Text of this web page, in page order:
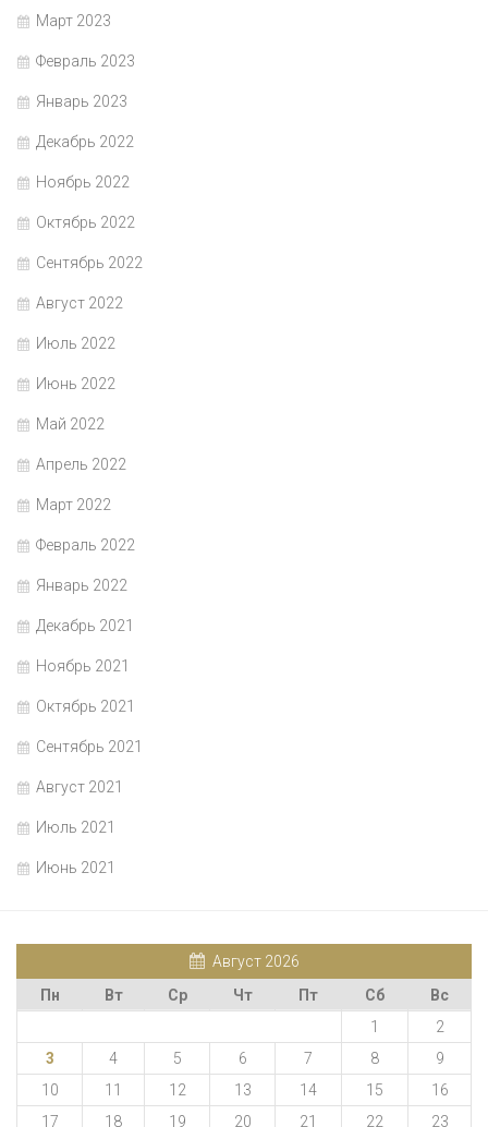
Март 2023
Февраль 2023
Январь 2023
Декабрь 2022
Ноябрь 2022
Октябрь 2022
Сентябрь 2022
Август 2022
Июль 2022
Июнь 2022
Май 2022
Апрель 2022
Март 2022
Февраль 2022
Январь 2022
Декабрь 2021
Ноябрь 2021
Октябрь 2021
Сентябрь 2021
Август 2021
Июль 2021
Июнь 2021
Август 2026
Пн
Вт Ср Чт Пт Сб
Вс
1
2
3
4 5 6 7 8
9
10
11 12 13 14 15
16
17
18 19 20 21 22 23